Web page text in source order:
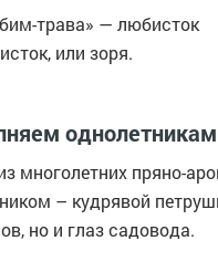
трава» — любисток
или зоря.
многолетних пряно-
– кудрявой
но и глаз садовода.